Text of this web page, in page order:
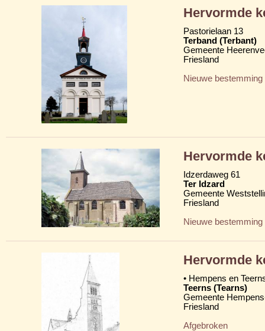
Hervormde
Pastorielaan 13
Terband (Terbant)
Gemeente
Friesland
Nieuwe bestemming
Hervormde
Idzerdaweg 61
Ter Idzard
Gemeente
Friesland
Nieuwe bestemming
Hervormde
• Hempens en
Teerns (Tearns)
Gemeente
Friesland
Afgebroken